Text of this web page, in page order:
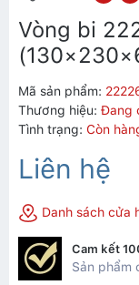
Vòng bi
Mã sản phẩm:
Thương hiệu: Đang
Tình trạng: Còn
Liên hệ
Danh sách cửa
Cam kết
Sản phẩm